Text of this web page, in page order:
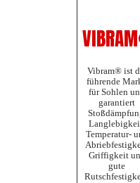
Vibram® ist
führende
für Sohlen
garantiert
Temperatur-
Griffigkeit
gute